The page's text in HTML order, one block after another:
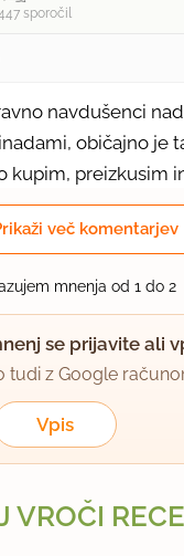
sporočil
navdušenci
običajno je
kupim, preizkusim
podobnega sčarati
začimb in drugih
stalnica na
tale recept :)
več komentarjev
mnenja od 1 do 2
se prijavite ali
tudi z Google
Vpis
VROČI